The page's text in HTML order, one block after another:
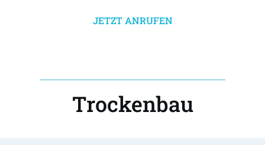
JETZT ANRUFEN
Trockenbau